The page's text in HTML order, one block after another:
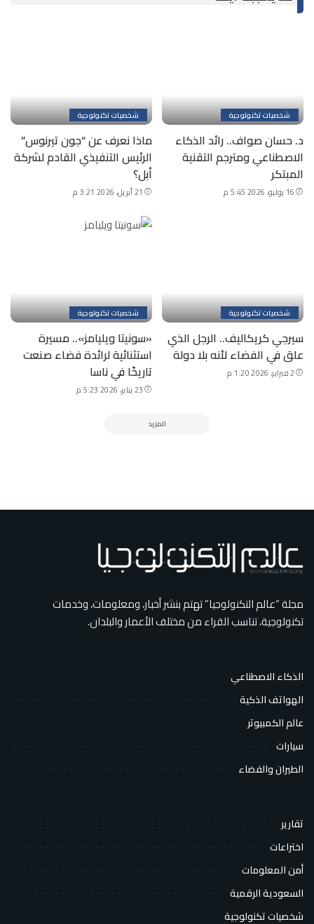
شخصيات تكنولوجية
د. حسان صواف.. رائد الذكاء
الاصطناعي ومترجم التقنية
المبتكر
16 يوليو، 2026 5:45 م
شخصيات تكنولوجية
ماذا نعرف عن “جون تيرنوس”
الرئيس التنفيذي القادم لشركة
أبل؟
21 أبريل، 2026 3:21 م
شخصيات تكنولوجية
سيرجي كريكاليف.. الرجل الذي
علق في الفضاء لأنه بلا دولة
2 فبراير، 2026 1:20 م
شخصيات تكنولوجية
«سونيتا ويليامز».. مسيرة
استثنائية لرائدة فضاء صنعت
تاريخًا في ناسا
23 يناير، 2026 5:23 م
المزيد
مجلة “عالم التكنولوجيا” تهتم بنشر أخبار، ومعلومات، وخدمات
تكنولوجية، تناسب القراء من مختلف الأعمار والبلدان.
الذكاء الاصطناعي
الهواتف الذكية
عالم الكمبيوتر
سيارات
الطيران والفضاء
تقارير
اختراعات
أمن المعلومات
السعودية الرقمية
شخصيات تكنولوجية